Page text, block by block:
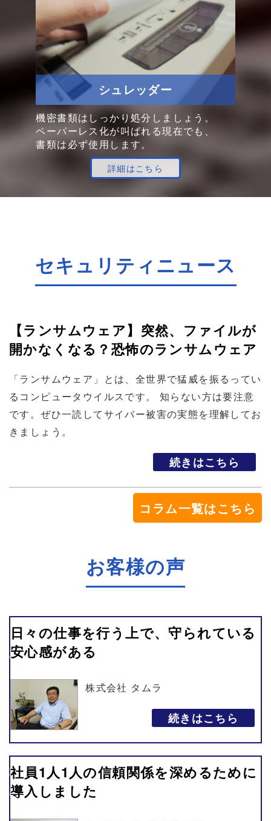
シュレッダー
機密書類は しっかり処分 しましょう。
ペーパーレス化が叫ばれる現在でも、
書類は必ず使用します。
詳細はこちら
セキュリティニュース
【ランサムウェア】突然、ファイルが
開かなくなる？恐怖のランサムウェア
「ランサムウェア」とは、全世界で猛威を振るってい
るコンピュータウイルスです。 知らない方は要注意
です。ぜひ一読してサイバー被害の実態を理解してお
きましょう。
続きはこちら
コラム一覧はこちら
お客様の声
日々の仕事を行う上で、守られている
安心感がある
株式会社 タムラ
続きはこちら
社員1人1人の信頼関係を深めるために
導入しました